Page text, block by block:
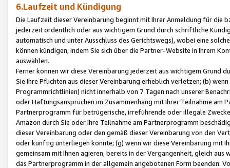
6.Laufzeit und Kündigung
Die Laufzeit dieser Vereinbarung beginnt mit Ihrer Anmeldung für die
jederzeit ordentlich oder aus wichtigem Grund durch schriftliche
automatisch und unter Ausschluss des Gerichtswegs), wobei eine
können kündigen, indem Sie sich über die Partner-Website in Ihrem
auswählen.
Ferner können wir diese Vereinbarung jederzeit aus wichtigem Grund
Sie Ihre Pflichten aus dieser Vereinbarung erheblich verletzen; (b)
Programmrichtlinien) nicht innerhalb von 7 Tagen nach unserer
oder Haftungsansprüchen im Zusammenhang mit Ihrer Teilnahme am
Partnerprogramm für betrügerische, irreführende oder illegale
Amazon durch Sie oder Ihre Teilnahme am Partnerprogramm
dieser Vereinbarung oder den gemäß dieser Vereinbarung von den
oder künftig unterliegen könnte; (g) wenn wir diese Vereinbarung mit
gemeinsam mit Ihnen agieren, bereits in der Vergangenheit, gleich
das Partnerprogramm in der allgemein angebotenen Form beenden.